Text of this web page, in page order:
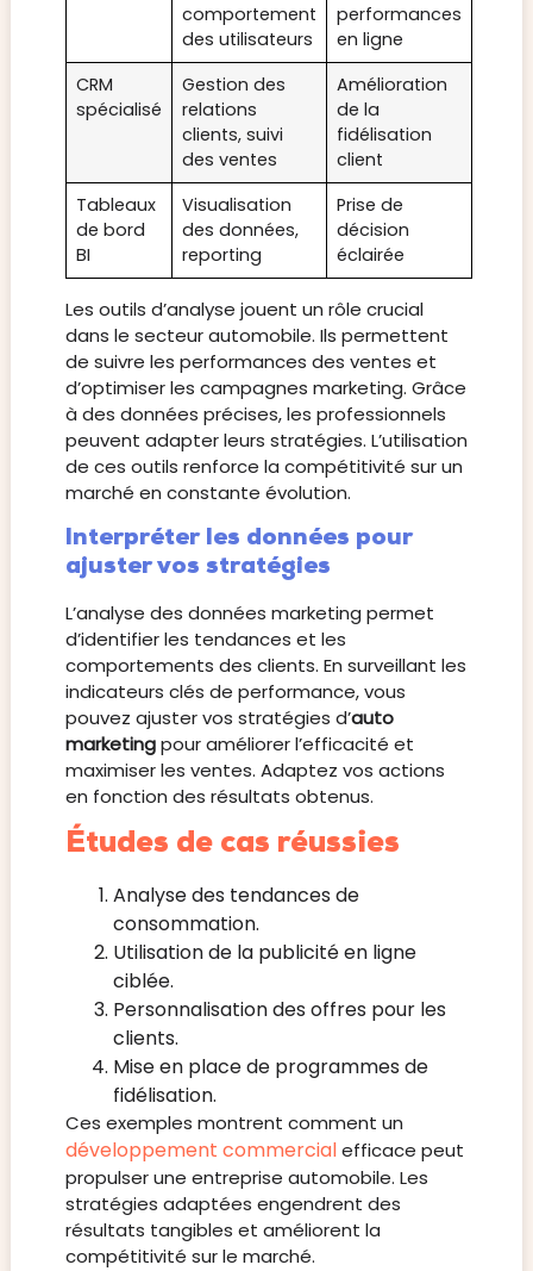
comportement
des utilisateurs
performances
en ligne
CRM
spécialisé
Gestion des
relations
clients, suivi
des ventes
Amélioration
de la
fidélisation
client
Tableaux
de bord
BI
Visualisation
des données,
reporting
Prise de
décision
éclairée
Les outils d’analyse jouent un rôle crucial
dans le secteur automobile. Ils permettent
de suivre les performances des ventes et
d’optimiser les campagnes marketing. Grâce
à des données précises, les professionnels
peuvent adapter leurs stratégies. L’utilisation
de ces outils renforce la compétitivité sur un
marché en constante évolution.
Interpréter les données pour
ajuster vos stratégies
L’analyse des données marketing permet
d’identifier les tendances et les
comportements des clients. En surveillant les
indicateurs clés de performance, vous
pouvez ajuster vos stratégies d’auto
marketingpour améliorer l’efficacité et
maximiser les ventes. Adaptez vos actions
en fonction des résultats obtenus.
Études de cas réussies
Analyse des tendances de
consommation.
Utilisation de la publicité en ligne
ciblée.
Personnalisation des offres pour les
clients.
Mise en place de programmes de
fidélisation.
Ces exemples montrent comment un
développement commercialefficace peut
propulser une entreprise automobile. Les
stratégies adaptées engendrent des
résultats tangibles et améliorent la
compétitivité sur le marché.